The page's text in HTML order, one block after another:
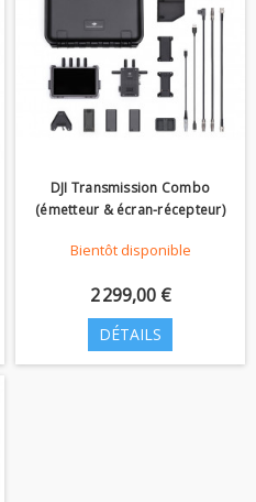
DJI Transmission Combo
(émetteur & écran-récepteur)
Bientôt disponible
2 299,00 €
DÉTAILS